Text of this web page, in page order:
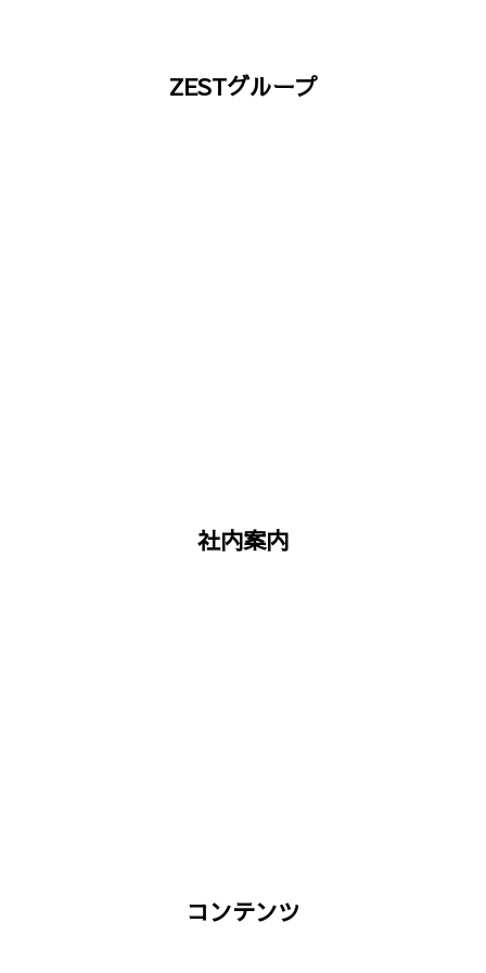
ZESTグループ
社内案内
コンテンツ